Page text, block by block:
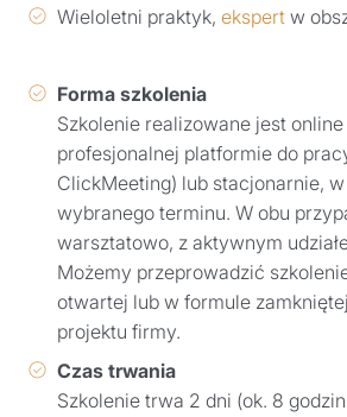
Wieloletni praktyk, ekspert w
Forma szkolenia
Szkolenie realizowane jest
profesjonalnej platformie do
ClickMeeting) lub stacjonarnie,
wybranego terminu. W obu
warsztatowo, z aktywnym
Możemy przeprowadzić
otwartej lub w formule
projektu firmy.
Czas trwania
Szkolenie trwa 2 dni (ok. 8